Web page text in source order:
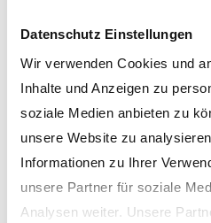
Datenschutz Einstellungen
Wir verwenden Cookies und
Inhalte und Anzeigen zu
soziale Medien anbieten zu
unsere Website zu
Informationen zu Ihrer
unsere Partner für soziale
Analysen weiter. Unsere
Fahrzeuge 2021:
TRATON
GROUP